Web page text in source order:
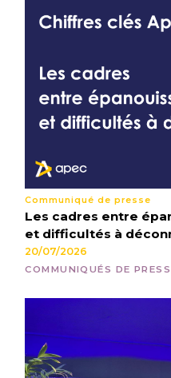
Communiqué de presse
Les cadres entre
et difficultés à
20/07/2026
COMMUNIQUÉS DE